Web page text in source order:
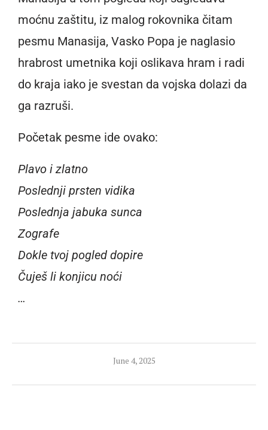
moćnu zaštitu, iz malog rokovnika čitam
pesmu Manasija, Vasko Popa je naglasio
hrabrost umetnika koji oslikava hram i radi
do kraja iako je svestan da vojska dolazi da
ga razruši.
Početak pesme ide ovako:
Plavo i zlatno
Poslednji prsten vidika
Poslednja jabuka sunca
Zografe
Dokle tvoj pogled dopire
Čuješ li konjicu noći
…
June 4, 2025